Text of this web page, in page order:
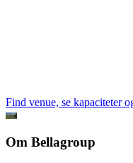
Find venue, se kapaciteter
Om Bellagroup